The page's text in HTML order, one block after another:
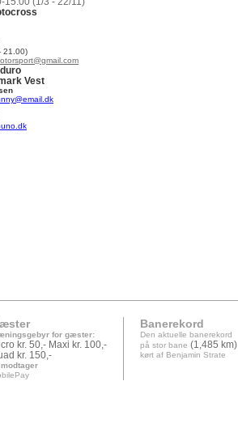
21.00)
Vest
for gæster:
kr. 50,- Maxi kr. 100,-
kr. 150,-
Banerekord
Den aktuelle banerekord
på stor bane (1,485 km)
kørt af Benjamin Strate